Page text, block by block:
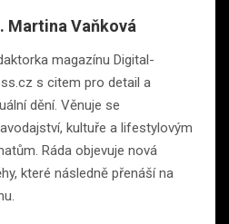
Martina Vaňková
magazínu Digital-
s citem pro detail a
dění. Věnuje se
kultuře a lifestylovým
Ráda objevuje nová
které následně přenáší na